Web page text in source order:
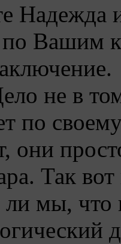
Надежда
Вашим
не в
по
они
Так
мы, что